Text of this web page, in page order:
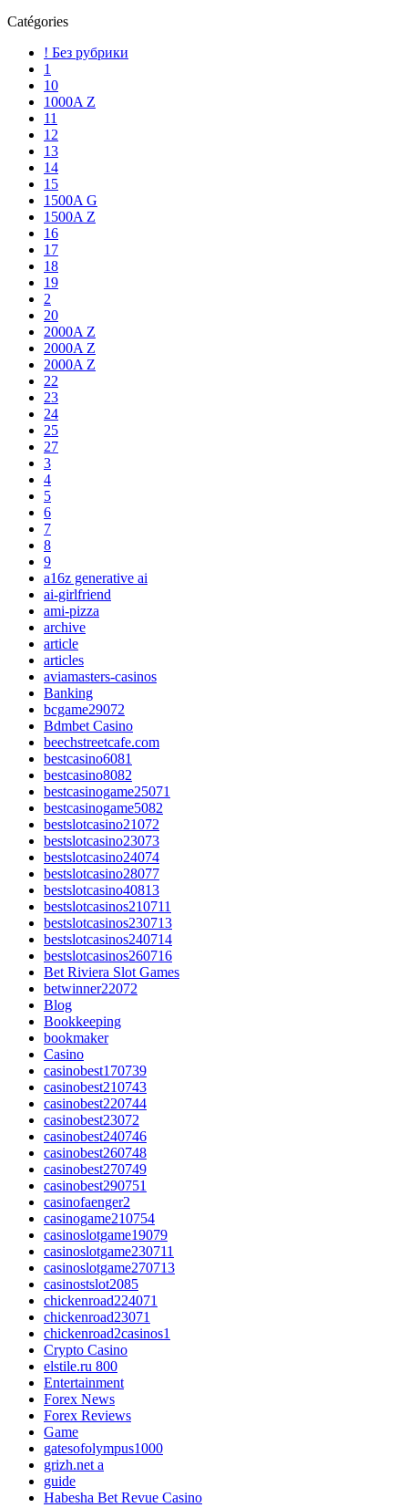
Catégories
! Без рубрики
1
10
1000A Z
11
12
13
14
15
1500A G
1500A Z
16
17
18
19
2
20
2000A Z
2000A Z
2000A Z
22
23
24
25
27
3
4
5
6
7
8
9
a16z generative ai
ai-girlfriend
ami-pizza
archive
article
articles
aviamasters-casinos
Banking
bcgame29072
Bdmbet Casino
beechstreetcafe.com
bestcasino6081
bestcasino8082
bestcasinogame25071
bestcasinogame5082
bestslotcasino21072
bestslotcasino23073
bestslotcasino24074
bestslotcasino28077
bestslotcasino40813
bestslotcasinos210711
bestslotcasinos230713
bestslotcasinos240714
bestslotcasinos260716
Bet Riviera Slot Games
betwinner22072
Blog
Bookkeeping
bookmaker
Casino
casinobest170739
casinobest210743
casinobest220744
casinobest23072
casinobest240746
casinobest260748
casinobest270749
casinobest290751
casinofaenger2
casinogame210754
casinoslotgame19079
casinoslotgame230711
casinoslotgame270713
casinostslot2085
chickenroad224071
chickenroad23071
chickenroad2casinos1
Crypto Casino
elstile.ru 800
Entertainment
Forex News
Forex Reviews
Game
gatesofolympus1000
grizh.net a
guide
Habesha Bet Revue Casino